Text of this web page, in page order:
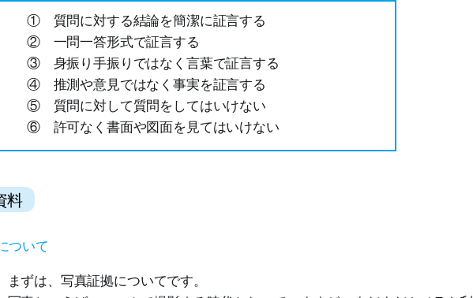
① 質問に対する結論を簡潔に証言する
② 一問一答形式で証言する
③ 身振り手振りではなく言葉で証言する
④ 推測や意見ではなく事実を証言する
⑤ 質問に対して質問をしてはいけない
⑥ 許可なく書面や図面を見てはいけない
料
ついて
まずは、写真証拠についてです。